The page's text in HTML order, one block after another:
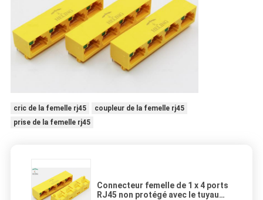
cric de la femelle rj45
coupleur de la femelle rj45
prise de la femelle rj45
Connecteur femelle de 1 x 4 ports
RJ45 non protégé avec le tuyau